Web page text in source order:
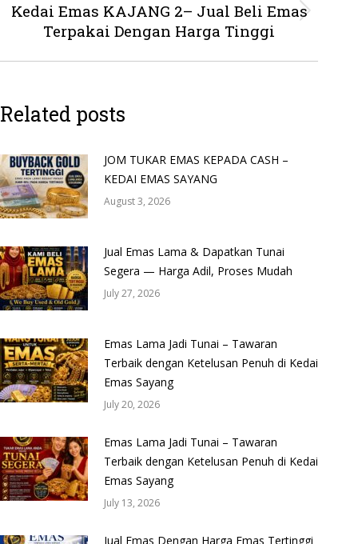
Next
post:
Kedai Emas KAJANG 2– Jual Beli Emas
Terpakai Dengan Harga Tinggi
Related posts
JOM TUKAR EMAS KEPADA CASH –
KEDAI EMAS SAYANG
August 3, 2026
Jual Emas Lama & Dapatkan Tunai
Segera — Harga Adil, Proses Mudah
July 27, 2026
Emas Lama Jadi Tunai – Tawaran
Terbaik dengan Ketelusan Penuh di Kedai
Emas Sayang
July 20, 2026
Emas Lama Jadi Tunai – Tawaran
Terbaik dengan Ketelusan Penuh di Kedai
Emas Sayang
July 13, 2026
Jual Emas Dengan Harga Emas Tertinggi